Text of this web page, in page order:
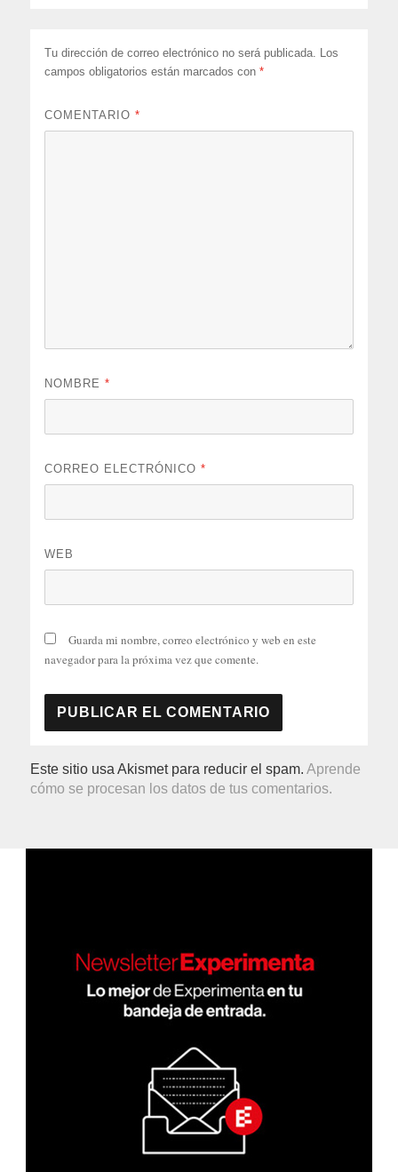
Tu dirección de correo electrónico no será publicada.
Los
campos obligatorios están marcados con*
COMENTARIO*
NOMBRE*
CORREO ELECTRÓNICO*
WEB
Guarda mi nombre, correo electrónico y web en este
navegador para la próxima vez que comente.
Este sitio usa Akismet para reducir el spam.Aprende
cómo se procesan los datos de tus comentarios.